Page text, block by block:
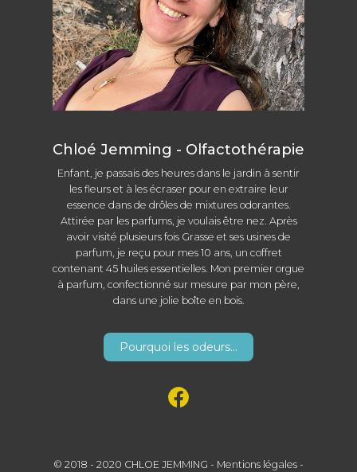
Chloé Jemming - Olfactothérapie
Enfant, je passais des heures dans le jardin à sentir
les fleurs et à les écraser pour en extraire leur
essence dans de drôles de mixtures odorantes.
Attirée par les parfums, je voulais être nez. Après
avoir visité plusieurs fois Grasse et ses usines de
parfum, je reçu pour mes 10 ans, un coffret
contenant 45 huiles essentielles. Mon premier orgue
à parfum, confectionné sur mesure par mon père,
dans une jolie boîte en bois.
Pourquoi les odeurs...
© 2018 - 2020 CHLOE JEMMING - Mentions légales -